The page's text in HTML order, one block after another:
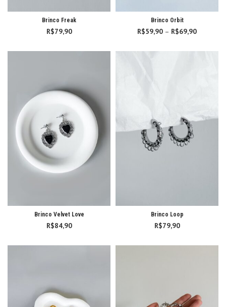
Brinco Freak
R$79,90
Brinco Orbit
R$59,90 – R$69,90
preço:
Brinco Velvet Love
R$84,90
Brinco Loop
R$79,90